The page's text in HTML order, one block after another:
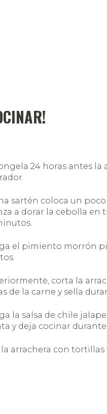
24 horas antes
sartén coloca un
a dorar la cebolla en
el pimiento morrón
corta la
de la carne y sella
la salsa de chile
y deja cocinar durante
la arrachera con